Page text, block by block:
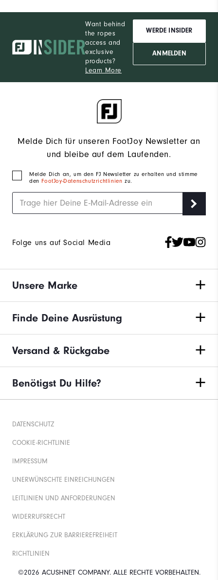
Want behind
the ropes
access and
exclusive
products?
Learn More
WERDE INSIDER
ANMELDEN
Melde Dich für unseren FootJoy Newsletter an
und bleibe auf dem Laufenden.
Melde Dich an, um den FJ Newsletter zu erhalten und stimme
den FootJoy-Datenschutzrichtlinienzu.
Folge uns auf Social Media
Unsere Marke
Finde Deine Ausrüstung
Versand & Rückgabe
Benötigst Du Hilfe?
©2026 ACUSHNET COMPANY. ALLE RECHTE VORBEHALTEN.
DATENSCHUTZ
COOKIE-RICHTLINIE
IMPRESSUM
UNERWÜNSCHTE EINREICHUNGEN
LEITLINIEN UND ANFORDERUNGEN
WIDERRUFSRECHT
ERKLÄRUNG ZUR BARRIEREFREIHEIT
RICHTLINIEN